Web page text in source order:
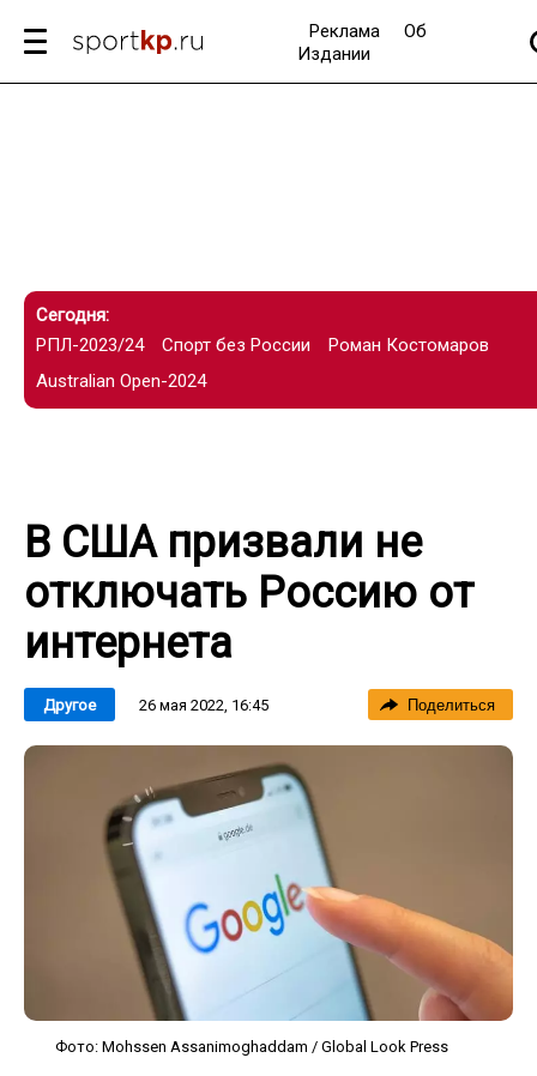
Реклама
Об
Издании
Сегодня:
РПЛ-2023/24
Спорт без России
Роман Костомаров
Australian Open-2024
В США призвали не
отключать Россию от
интернета
Другое 26 мая 2022, 16:45 Поделиться
Фото: Mohssen Assanimoghaddam / Global Look Press